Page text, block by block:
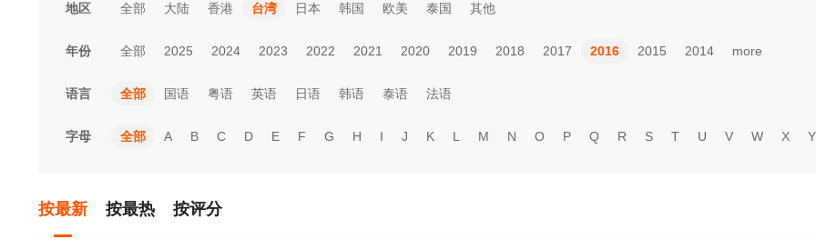
地区 全部 大陆 香港 台湾 日本 韩国 欧美 泰国 其他
年份 全部 2025 2024 2023 2022 2021 2020 2019 2018 2017 2016 2015 2014 more
语言 全部 国语 粤语 英语 日语 韩语 泰语 法语
字母 全部 A B C D E F G H I J K L M N O P Q R S T U V W X Y
按最新 按最热 按评分